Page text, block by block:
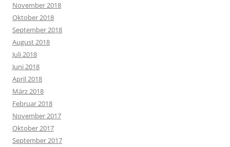
November 2018
Oktober 2018
September 2018
August 2018
Juli 2018
Juni 2018
April 2018
März 2018
Februar 2018
November 2017
Oktober 2017
September 2017